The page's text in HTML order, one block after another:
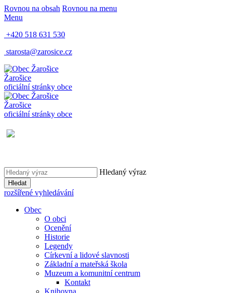
Rovnou na obsah Rovnou na menu
Menu
+420 518 631 530
starosta@zarosice.cz
Žarošice
oficiální stránky obce
Žarošice
oficiální stránky obce
Hledaný výraz
Hledat
rozšířené vyhledávání
Obec
O obci
Ocenění
Historie
Legendy
Církevní a lidové slavnosti
Základní a mateřská škola
Muzeum a komunitní centrum
Kontakt
Knihovna